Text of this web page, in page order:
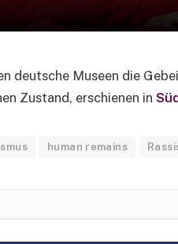
deutsche Museen die
Zustand, erschienen in
human remains